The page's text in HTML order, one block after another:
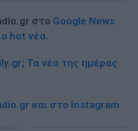
στο Google News
hot νέα.
Τα νέα της ημέρας
και στο Instagram